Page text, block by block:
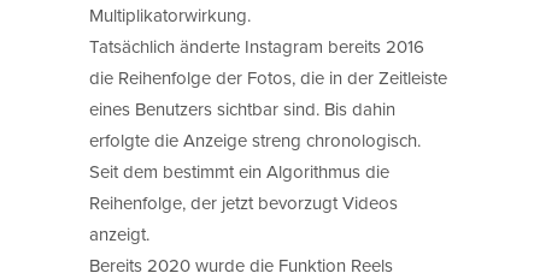
Multiplikatorwirkung.
Tatsächlich änderte Instagram bereits 2016
die Reihenfolge der Fotos, die in der Zeitleiste
eines Benutzers sichtbar sind. Bis dahin
erfolgte die Anzeige streng chronologisch.
Seit dem bestimmt ein Algorithmus die
Reihenfolge, der jetzt bevorzugt Videos
anzeigt.
Bereits 2020 wurde die Funktion Reels